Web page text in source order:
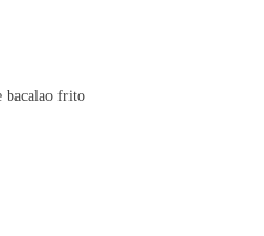
bacalao frito